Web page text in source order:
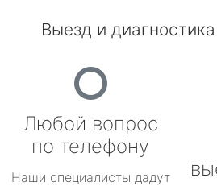
Выезд и
Любой вопрос
по телефону
Наши специалисты дадут